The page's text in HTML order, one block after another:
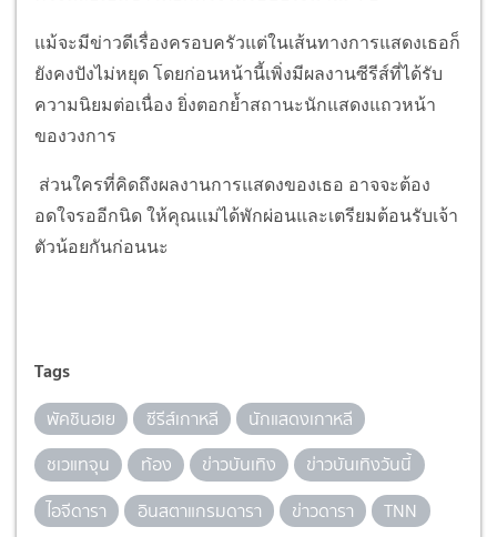
แม้จะมีข่าวดีเรื่องครอบครัวแต่ในเส้นทางการแสดงเธอก็
ยังคงปังไม่หยุด โดยก่อนหน้านี้เพิ่งมีผลงานซีรีส์ที่ได้รับ
ความนิยมต่อเนื่อง ยิ่งตอกย้ำสถานะนักแสดงแถวหน้า
ของวงการ
ส่วนใครที่คิดถึงผลงานการแสดงของเธอ อาจจะต้อง
อดใจรออีกนิด ให้คุณแม่ได้พักผ่อนและเตรียมต้อนรับเจ้า
ตัวน้อยกันก่อนนะ
Tags
พัคชินฮเย ซีรีส์เกาหลี
นักแสดงเกาหลี
ชเวแทจุน
ท้อง ข่าวบันเทิง
ข่าวบันเทิงวันนี้
ไอจีดารา
อินสตาแกรมดารา ข่าวดารา
TNN